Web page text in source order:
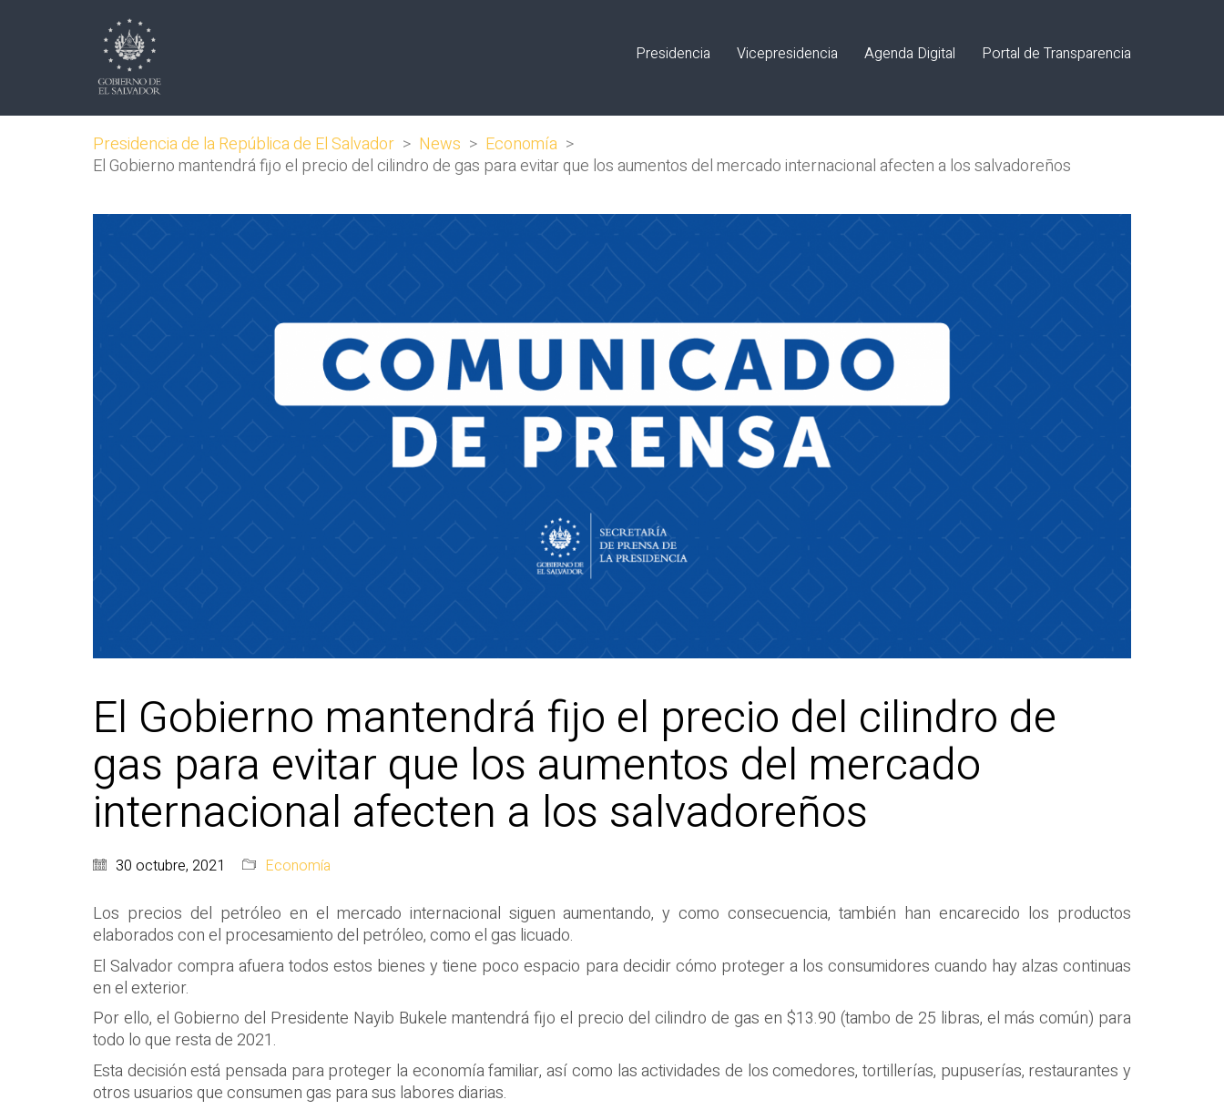
Presidencia Vicepresidencia Agenda Digital Portal de Transparencia
Presidencia de la República de El Salvador > News > Economía >
El Gobierno mantendrá fijo el precio del cilindro de gas para evitar que los aumentos del mercado internacional afecten a los salvadoreños
El Gobierno mantendrá fijo el precio del cilindro de
gas para evitar que los aumentos del mercado
internacional afecten a los salvadoreños
30 octubre, 2021 Economía
Los precios del petróleo en el mercado internacional siguen aumentando, y como consecuencia, también han encarecido los productos
elaborados con el procesamiento del petróleo, como el gas licuado.
El Salvador compra afuera todos estos bienes y tiene poco espacio para decidir cómo proteger a los consumidores cuando hay alzas continuas
en el exterior.
Por ello, el Gobierno del Presidente Nayib Bukele mantendrá fijo el precio del cilindro de gas en $13.90 (tambo de 25 libras, el más común) para
todo lo que resta de 2021.
Esta decisión está pensada para proteger la economía familiar, así como las actividades de los comedores, tortillerías, pupuserías, restaurantes y
otros usuarios que consumen gas para sus labores diarias.